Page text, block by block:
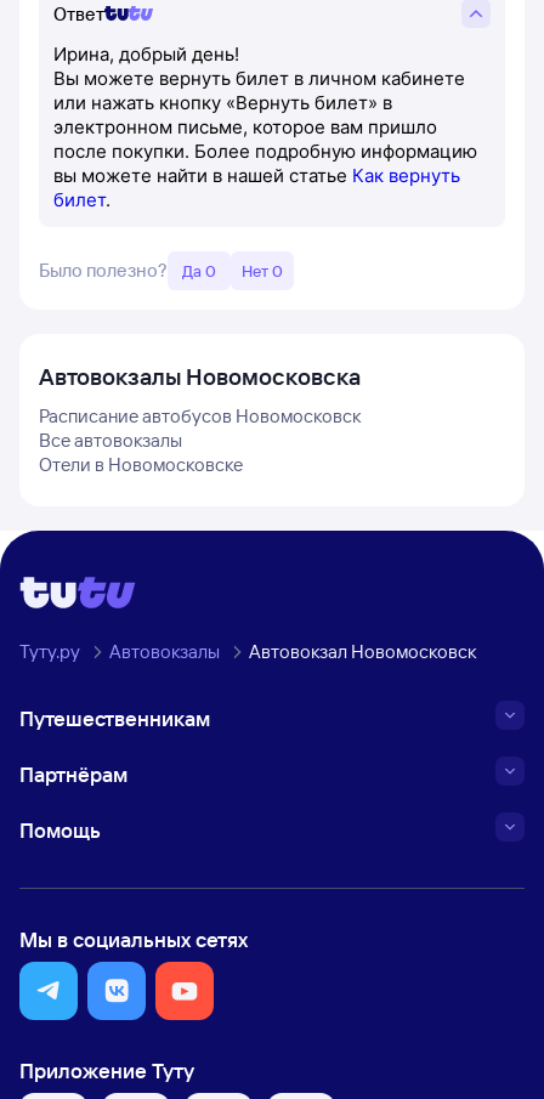
Ответ
Ирина, добрый день!
Вы можете вернуть билет в личном кабинете
или нажать кнопку «Вернуть билет» в
электронном письме, которое вам пришло
после покупки. Более подробную информацию
вы можете найти в нашей статье Как вернуть
билет.
Было полезно? Да 0 Нет 0
Автовокзалы Новомосковска
Расписание автобусов Новомосковск
Все автовокзалы
Отели в Новомосковске
Туту.ру Автовокзалы Автовокзал Новомосковск
Путешественникам
Партнёрам
Помощь
Мы в социальных сетях
Приложение Туту